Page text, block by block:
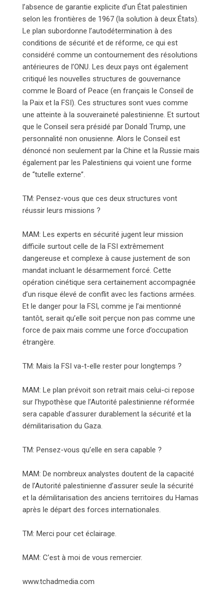
l’absence de garantie explicite d’un État palestinien
selon les frontières de 1967 (la solution à deux États).
Le plan subordonne l’autodétermination à des
conditions de sécurité et de réforme, ce qui est
considéré comme un contournement des résolutions
antérieures de l’ONU. Les deux pays ont également
critiqué les nouvelles structures de gouvernance
comme le Board of Peace (en français le Conseil de
la Paix et la FSI). Ces structures sont vues comme
une atteinte à la souveraineté palestinienne. Et surtout
que le Conseil sera présidé par Donald Trump, une
personnalité non onusienne. Alors le Conseil est
dénoncé non seulement par la Chine et la Russie mais
également par les Palestiniens qui voient une forme
de “tutelle externe”.
TM: Pensez-vous que ces deux structures vont
réussir leurs missions ?
MAM: Les experts en sécurité jugent leur mission
difficile surtout celle de la FSI extrêmement
dangereuse et complexe à cause justement de son
mandat incluant le désarmement forcé. Cette
opération cinétique sera certainement accompagnée
d’un risque élevé de conflit avec les factions armées.
Et le danger pour la FSI, comme je l’ai mentionné
tantôt, serait qu’elle soit perçue non pas comme une
force de paix mais comme une force d’occupation
étrangère.
TM: Mais la FSI va-t-elle rester pour longtemps ?
MAM: Le plan prévoit son retrait mais celui-ci repose
sur l’hypothèse que l’Autorité palestinienne réformée
sera capable d’assurer durablement la sécurité et la
démilitarisation du Gaza.
TM: Pensez-vous qu’elle en sera capable ?
MAM: De nombreux analystes doutent de la capacité
de l’Autorité palestinienne d’assurer seule la sécurité
et la démilitarisation des anciens territoires du Hamas
après le départ des forces internationales.
TM: Merci pour cet éclairage.
MAM: C’est à moi de vous remercier.
www.tchadmedia.com